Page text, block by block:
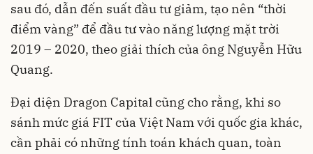
sau đó, dẫn đến suất đầu tư giảm, tạo nên “thời
điểm vàng” để đầu tư vào năng lượng mặt trời
2019 – 2020, theo giải thích của ông Nguyễn Hữu
Quang.
Đại diện Dragon Capital cũng cho rằng, khi so
sánh mức giá FIT của Việt Nam với quốc gia khác,
cần phải có những tính toán khách quan, toàn